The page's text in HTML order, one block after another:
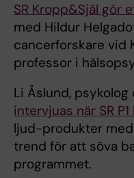
SR Kropp&Själ gör
med Hildur
cancerforskare vid
professor i
Li Åslund, psykolog
intervjuas när SR
ljud-produkter
trend för att söva
programmet.